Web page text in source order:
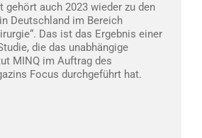
gehört auch 2023 wieder zu den
Deutschland im Bereich
Das ist das Ergebnis einer
die das unabhängige
MINQ im Auftrag des
Focus durchgeführt hat.